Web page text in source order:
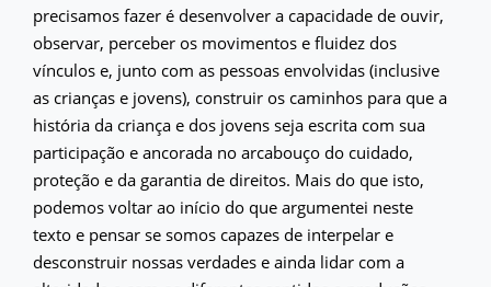
precisamos fazer é desenvolver a capacidade de ouvir,
observar, perceber os movimentos e fluidez dos
vínculos e, junto com as pessoas envolvidas (inclusive
as crianças e jovens), construir os caminhos para que a
história da criança e dos jovens seja escrita com sua
participação e ancorada no arcabouço do cuidado,
proteção e da garantia de direitos. Mais do que isto,
podemos voltar ao início do que argumentei neste
texto e pensar se somos capazes de interpelar e
desconstruir nossas verdades e ainda lidar com a